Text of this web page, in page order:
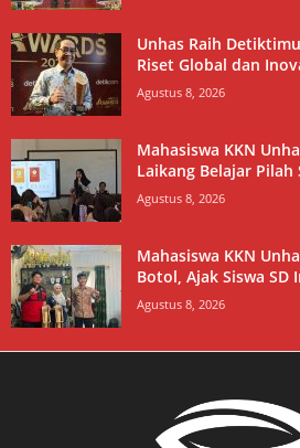
Unhas Raih
Riset Global dan
Agustus 8, 2026
Mahasiswa KKN
Laikang Belajar Pilah
Agustus 8, 2026
Mahasiswa KKN
Botol, Ajak Siswa SD
Agustus 8, 2026